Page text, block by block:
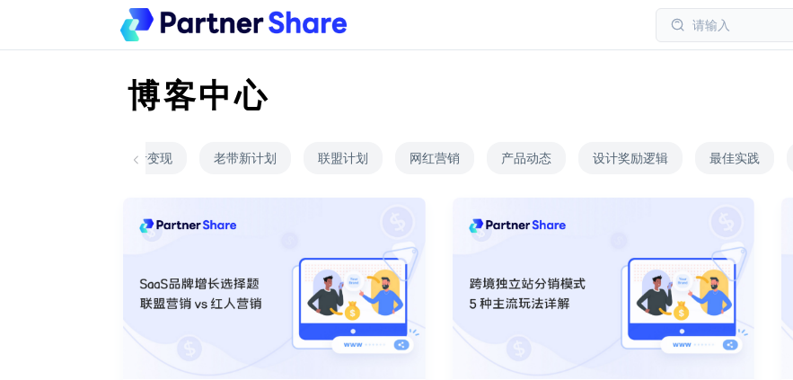
请输入
博客中心
创作者变现 老带新计划 联盟计划 网红营销 产品动态 设计奖励逻辑 最佳实践